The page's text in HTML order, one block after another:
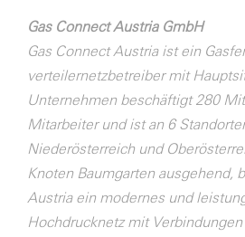
Gas Connect Austria GmbH
Gas Connect Austria ist ein
verteilernetzbetreiber mit
Unternehmen beschäftigt 280
Mitarbeiter und ist an 6
Niederösterreich und
Knoten Baumgarten ausgehend,
Austria ein modernes und
Hochdrucknetz mit